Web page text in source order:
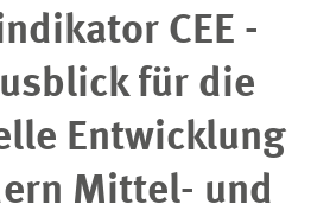
CEE -
für die
Entwicklung
Mittel- und